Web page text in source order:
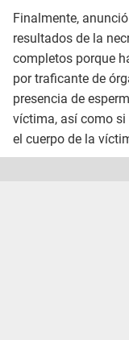
Finalmente,
resultados de la
completos porque
por traficante de
presencia de
víctima, así como
el cuerpo de la